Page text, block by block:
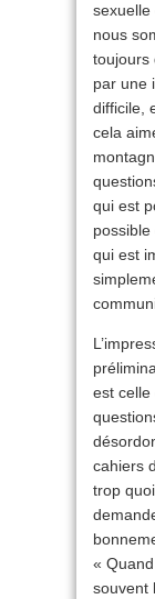
sexuelle
nous
toujours
par une
difficile,
cela
qui est
possible
qui est
est celle
cahiers
trop
«
souvent